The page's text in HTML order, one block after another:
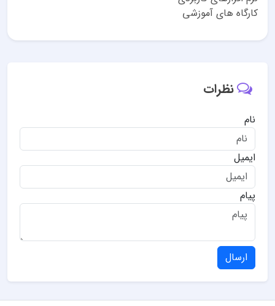
کارگاه های آموزشی
نظرات
نام
ایمیل
پیام
ارسال